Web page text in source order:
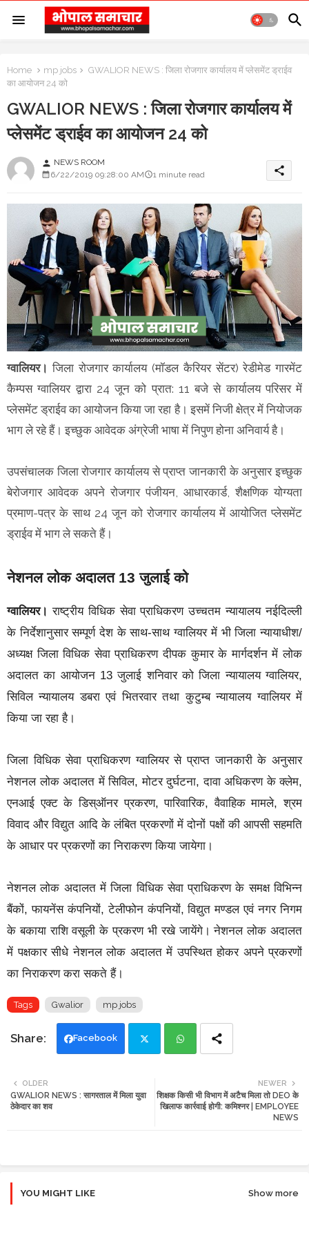
Home mp jobs
GWALIOR NEWS : जिला रोजगार कार्यालय में प्लेसमेंट ड्राईव
का आयोजन 24 को
GWALIOR NEWS : जिला रोजगार कार्यालय में
प्लेसमेंट ड्राईव का आयोजन 24 को
person NEWS ROOM
6/22/2019 09:28:00 AM
1 minute read share
ग्वालियर। जिला रोजगार कार्यालय (मॉडल कैरियर सेंटर) रेडीमेड गारमेंट
कैम्पस ग्वालियर द्वारा 24 जून को प्रात: 11 बजे से कार्यालय परिसर में
प्लेसमेंट ड्राईव का आयोजन किया जा रहा है। इसमें निजी क्षेत्र में नियोजक
भाग ले रहे हैं। इच्छुक आवेदक अंग्रेजी भाषा में निपुण होना अनिवार्य है।
उपसंचालक जिला रोजगार कार्यालय से प्राप्त जानकारी के अनुसार इच्छुक
बेरोजगार आवेदक अपने रोजगार पंजीयन, आधारकार्ड, शैक्षणिक योग्यता
प्रमाण-पत्र के साथ 24 जून को रोजगार कार्यालय में आयोजित प्लेसमेंट
ड्राईव में भाग ले सकते हैं।
नेशनल लोक अदालत 13 जुलाई को
ग्वालियर। राष्ट्रीय विधिक सेवा प्राधिकरण उच्चतम न्यायालय नईदिल्ली
के निर्देशानुसार सम्पूर्ण देश के साथ-साथ ग्वालियर में भी जिला न्यायाधीश/
अध्यक्ष जिला विधिक सेवा प्राधिकरण दीपक कुमार के मार्गदर्शन में लोक
अदालत का आयोजन 13 जुलाई शनिवार को जिला न्यायालय ग्वालियर,
सिविल न्यायालय डबरा एवं भितरवार तथा कुटुम्ब न्यायालय ग्वालियर में
किया जा रहा है।
जिला विधिक सेवा प्राधिकरण ग्वालियर से प्राप्त जानकारी के अनुसार
नेशनल लोक अदालत में सिविल, मोटर दुर्घटना, दावा अधिकरण के क्लेम,
एनआई एक्ट के डिस्ऑनर प्रकरण, पारिवारिक, वैवाहिक मामले, श्रम
विवाद और विद्युत आदि के लंबित प्रकरणों में दोनों पक्षों की आपसी सहमति
के आधार पर प्रकरणों का निराकरण किया जायेगा।
नेशनल लोक अदालत में जिला विधिक सेवा प्राधिकरण के समक्ष विभिन्न
बैंकों, फायनेंस कंपनियों, टेलीफोन कंपनियों, विद्युत मण्डल एवं नगर निगम
के बकाया राशि वसूली के प्रकरण भी रखे जायेंगे। नेशनल लोक अदालत
में पक्षकार सीधे नेशनल लोक अदालत में उपस्थित होकर अपने प्रकरणों
का निराकरण करा सकते हैं।
Tags Gwalior mp jobs
Facebook
tte ats
NEWER
शिक्षक किसी भी विभाग में अटैच मिला तो DEO के
खिलाफ कार्रवाई होगी: कमिश्नर | EMPLOYEE
NEWS
OLDER
GWALIOR NEWS : सागरताल में मिला युवा
ठेकेदार का शव
YOU MIGHT LIKE Show more